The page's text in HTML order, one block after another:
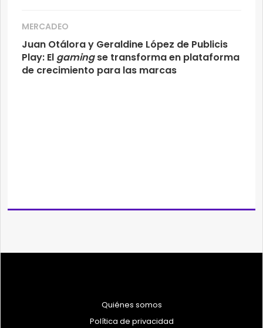
MERCADEO
Juan Otálora y Geraldine López de Publicis
Play: El gamingse transforma en plataforma
de crecimiento para las marcas
Quiénes somos
Política de privacidad